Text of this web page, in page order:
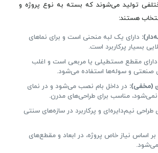
تولید می‌شوند که بسته به نوع پروژه و
هستند:
دارای یک لبه منحنی است و برای نماهای
بسیار پرکاربرد است.
دارای مقطع مستطیلی یا مربعی است و اغلب
صنعتی و سوله‌ها استفاده می‌شود.
(مخفی): در داخل بام نصب می‌شود و در نمای
مناسب برای طراحی‌های مدرن.
طراحی نیم‌دایره‌ای و پرکاربرد در سازه‌های سنتی
بر اساس نیاز خاص پروژه، در ابعاد و مقطع‌های